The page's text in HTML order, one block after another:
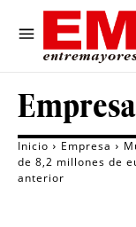
Empresa
Inicio Empresa
de 8,2 millones de
anterior